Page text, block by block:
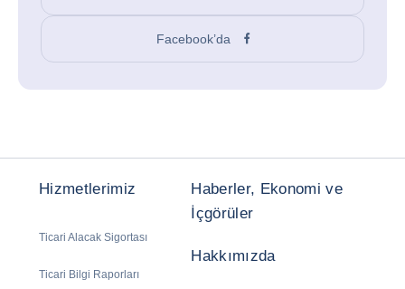
Facebook’da
Hizmetlerimiz
Ticari Alacak Sigortası
Ticari Bilgi Raporları
Haberler, Ekonomi ve
İçgörüler
Hakkımızda